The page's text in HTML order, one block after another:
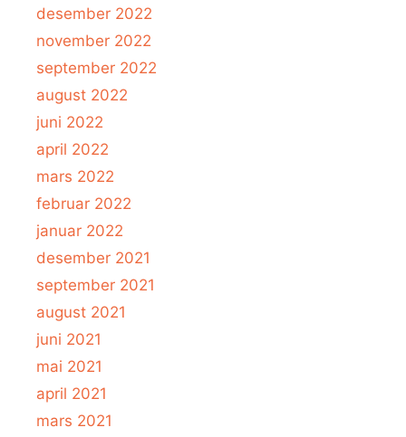
desember 2022
november 2022
september 2022
august 2022
juni 2022
april 2022
mars 2022
februar 2022
januar 2022
desember 2021
september 2021
august 2021
juni 2021
mai 2021
april 2021
mars 2021